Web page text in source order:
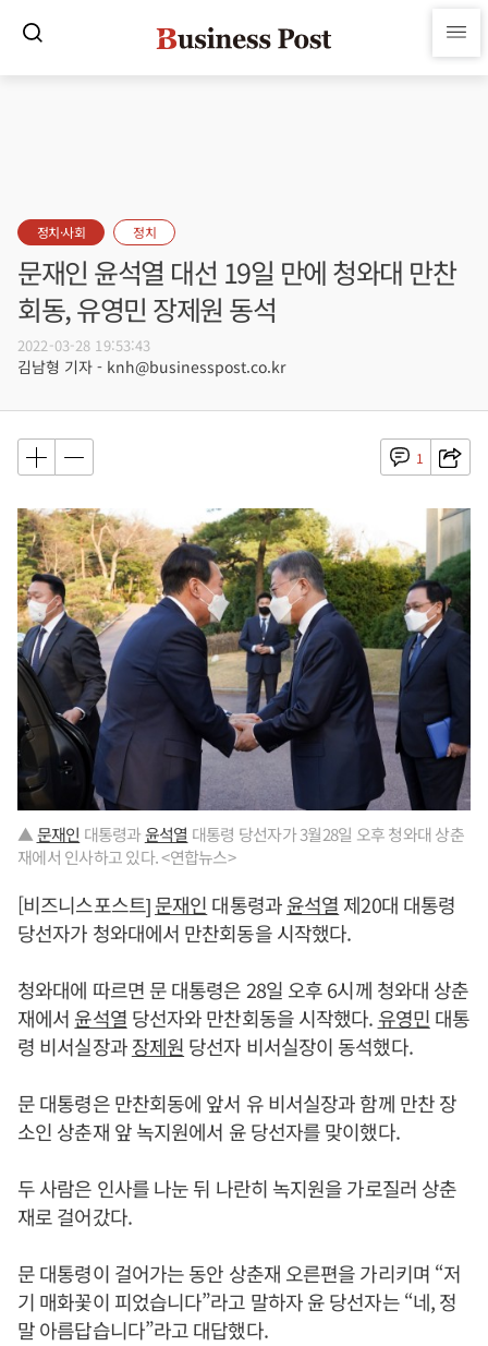
정치·사회 정치
문재인 윤석열 대선 19일 만에 청와대 만찬
회동, 유영민 장제원 동석
2022-03-28 19:53:43
김남형 기자 - knh@businesspost.co.kr
1
▲문재인 대통령과윤석열 대통령 당선자가 3월28일 오후 청와대 상춘
재에서 인사하고 있다. <연합뉴스>
[비즈니스포스트]문재인 대통령과윤석열 제20대 대통령
당선자가 청와대에서 만찬회동을 시작했다.
청와대에 따르면 문 대통령은 28일 오후 6시께 청와대 상춘
재에서 윤석열 당선자와 만찬회동을 시작했다. 유영민 대통
령 비서실장과장제원 당선자 비서실장이 동석했다.
문 대통령은 만찬회동에 앞서 유 비서실장과 함께 만찬 장
소인 상춘재 앞 녹지원에서 윤 당선자를 맞이했다.
두 사람은 인사를 나눈 뒤 나란히 녹지원을 가로질러 상춘
재로 걸어갔다.
문 대통령이 걸어가는 동안 상춘재 오른편을 가리키며 “저
기 매화꽃이 피었습니다”라고 말하자 윤 당선자는 “네, 정
말 아름답습니다”라고 대답했다.